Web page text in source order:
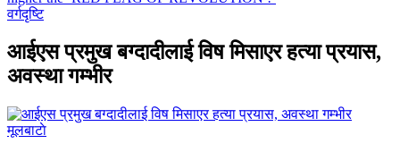
वर्गदृष्टि
आईएस प्रमुख बग्दादीलाई विष मिसाएर हत्या प्रयास,
अवस्था गम्भीर
मूलबाटाे